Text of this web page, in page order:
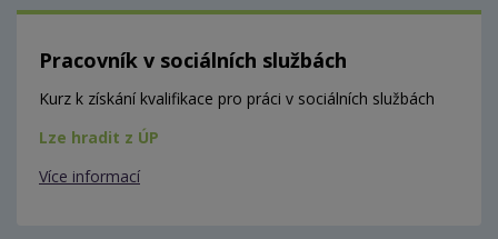
Pracovník v sociálních službách
Kurz k získání kvalifikace pro práci v sociálních službách
Lze hradit z ÚP
Více informací